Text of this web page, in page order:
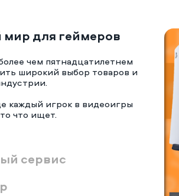
для геймеров
чем пятнадцатилетнем
широкий выбор товаров и
каждый игрок в видеоигры
что ищет.
сервис